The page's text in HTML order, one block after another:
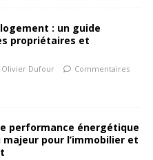
: un guide
propriétaires et
Olivier Dufour
Commentaires
performance énergétique
majeur pour l’immobilier et